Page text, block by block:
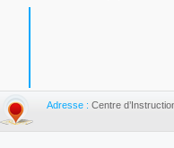
Adresse : Centre